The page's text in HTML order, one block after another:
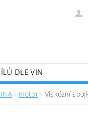
DLE VIN
motor Viskózní